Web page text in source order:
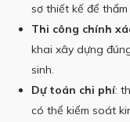
sơ thiết kế để
Thi công chính
khai xây dựng
sinh.
Dự toán chi phí:
có thể kiểm soát